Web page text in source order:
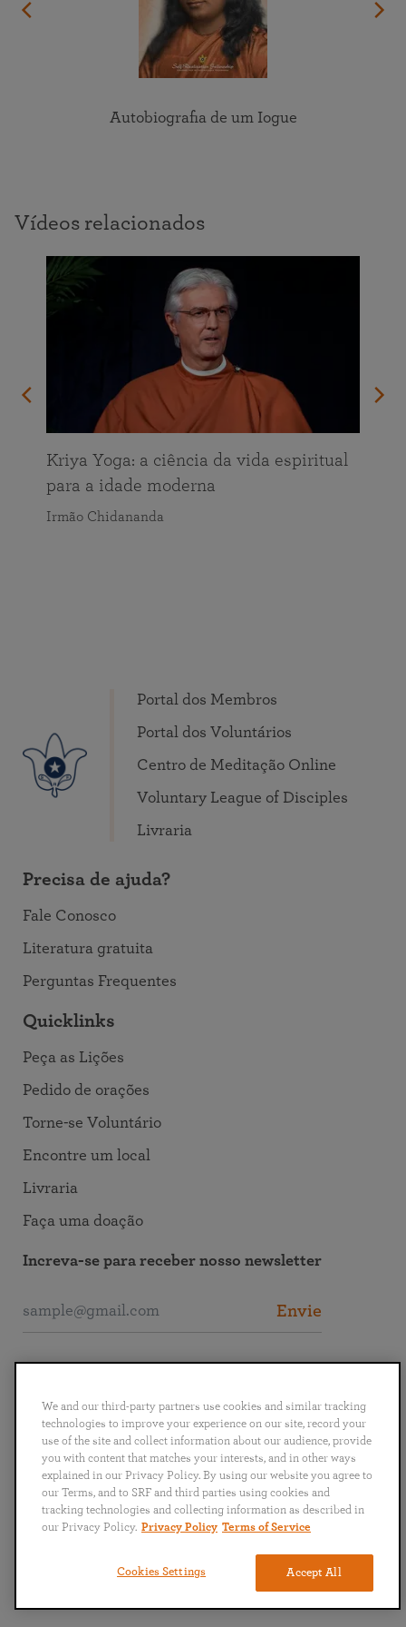
Autobiografia de um Iogue
Vídeos relacionados
Kriya Yoga: a ciência da vida espiritual
para a idade moderna
Irmão Chidananda
Portal dos Membros
Portal dos Voluntários
Centro de Meditação Online
Voluntary League of Disciples
Livraria
Precisa de ajuda?
Fale Conosco
Literatura gratuita
Perguntas Frequentes
Quicklinks
Peça as Lições
Pedido de orações
Torne-se Voluntário
Encontre um local
Livraria
Faça uma doação
Increva-se para receber nosso newsletter
Envie
English Deutsch Español Français
Italiano
Português
日本語 ไทย
Copyright © 2024 Self-Realization Fellowship. Todos os direitos reservados
We and our third-party partners use cookies and similar tracking
technologies to improve your experience on our site, record your
use of the site and collect information about our audience, provide
you with content that matches your interests, and in other ways
explained in our Privacy Policy. By using our website you agree to
our Terms, and to SRF and third parties using cookies and
tracking technologies and collecting information as described in
our Privacy Policy. Privacy Policy Terms of Service
Accept All
Cookies Settings